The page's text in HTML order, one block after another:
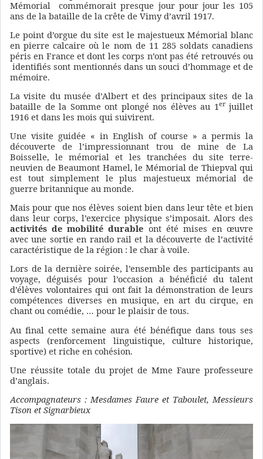
Mémorial commémorait presque jour pour jour les 105
ans de la bataille de la crête de Vimy d’avril 1917.
Le point d’orgue du site est le majestueux Mémorial blanc
en pierre calcaire où le nom de 11 285 soldats canadiens
péris en France et dont les corps n’ont pas été retrouvés ou
identifiés sont mentionnés dans un souci d’hommage et de
mémoire.
La visite du musée d’Albert et des principaux sites de la
bataille de la Somme ont plongé nos élèves au 1erjuillet
1916 et dans les mois qui suivirent.
Une visite guidée « in English of course » a permis la
découverte de l’impressionnant trou de mine de La
Boisselle, le mémorial et les tranchées du site terre-
neuvien de Beaumont Hamel, le Mémorial de Thiepval qui
est tout simplement le plus majestueux mémorial de
guerre britannique au monde.
Mais pour que nos élèves soient bien dans leur tête et bien
dans leur corps, l’exercice physique s’imposait. Alors des
activités de mobilité durable ont été mises en œuvre
avec une sortie en rando rail et la découverte de l’activité
caractéristique de la région : le char à voile.
Lors de la dernière soirée, l’ensemble des participants au
voyage, déguisés pour l’occasion a bénéficié du talent
d’élèves volontaires qui ont fait la démonstration de leurs
compétences diverses en musique, en art du cirque, en
chant ou comédie, … pour le plaisir de tous.
Au final cette semaine aura été bénéfique dans tous ses
aspects (renforcement linguistique, culture historique,
sportive) et riche en cohésion.
Une réussite totale du projet de Mme Faure professeure
d’anglais.
Accompagnateurs : Mesdames Faure et Taboulet, Messieurs
Tison et Signarbieux